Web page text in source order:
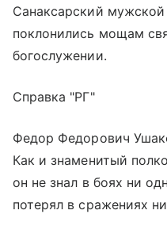
Санаксарский
поклонились мощам
богослужении.
Справка "РГ"
Федор Федорович
Как и знаменитый
он не знал в боях ни
потерял в сражениях